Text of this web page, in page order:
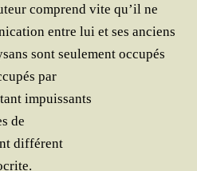
com­prend vite qu’il ne
entre lui et ses anciens
sont seule­ment occupés
par
impuissants
de
différent